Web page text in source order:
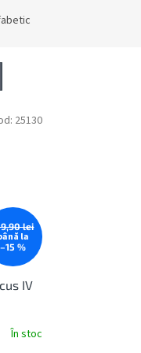
lei
la
–15 %
IV
În stoc
25130